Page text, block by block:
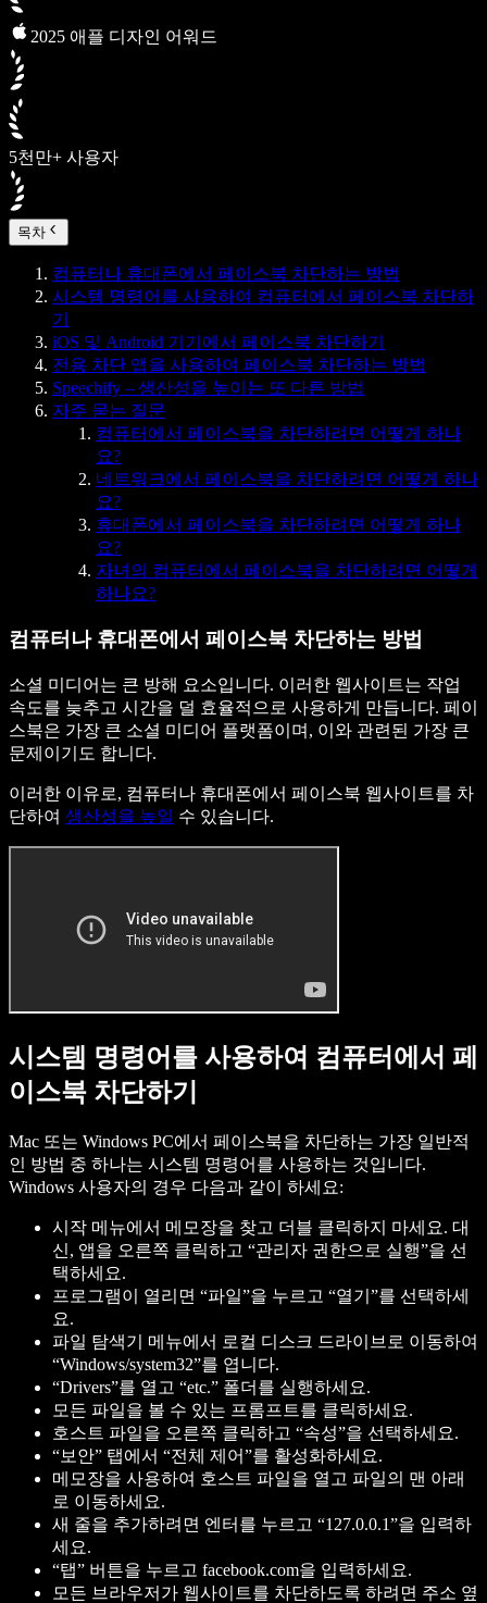
2025 애플 디자인 어워드
5천만+ 사용자
목차
컴퓨터나 휴대폰에서 페이스북 차단하는 방법
시스템 명령어를 사용하여 컴퓨터에서 페이스북 차단하
기
iOS 및 Android 기기에서 페이스북 차단하기
전용 차단 앱을 사용하여 페이스북 차단하는 방법
Speechify – 생산성을 높이는 또 다른 방법
자주 묻는 질문
컴퓨터에서 페이스북을 차단하려면 어떻게 하나
요?
네트워크에서 페이스북을 차단하려면 어떻게 하나
요?
휴대폰에서 페이스북을 차단하려면 어떻게 하나
요?
자녀의 컴퓨터에서 페이스북을 차단하려면 어떻게
하나요?
컴퓨터나 휴대폰에서 페이스북 차단하는 방법
소셜 미디어는 큰 방해 요소입니다. 이러한 웹사이트는 작업
속도를 늦추고 시간을 덜 효율적으로 사용하게 만듭니다. 페이
스북은 가장 큰 소셜 미디어 플랫폼이며, 이와 관련된 가장 큰
문제이기도 합니다.
이러한 이유로, 컴퓨터나 휴대폰에서 페이스북 웹사이트를 차
단하여 생산성을 높일 수 있습니다.
시스템 명령어를 사용하여 컴퓨터에서 페
이스북 차단하기
Mac 또는 Windows PC에서 페이스북을 차단하는 가장 일반적
인 방법 중 하나는 시스템 명령어를 사용하는 것입니다.
Windows 사용자의 경우 다음과 같이 하세요:
시작 메뉴에서 메모장을 찾고 더블 클릭하지 마세요. 대
신, 앱을 오른쪽 클릭하고 “관리자 권한으로 실행”을 선
택하세요.
프로그램이 열리면 “파일”을 누르고 “열기”를 선택하세
요.
파일 탐색기 메뉴에서 로컬 디스크 드라이브로 이동하여
“Windows/system32”를 엽니다.
“Drivers”를 열고 “etc.” 폴더를 실행하세요.
모든 파일을 볼 수 있는 프롬프트를 클릭하세요.
호스트 파일을 오른쪽 클릭하고 “속성”을 선택하세요.
“보안” 탭에서 “전체 제어”를 활성화하세요.
메모장을 사용하여 호스트 파일을 열고 파일의 맨 아래
로 이동하세요.
새 줄을 추가하려면 엔터를 누르고 “127.0.0.1”을 입력하
세요.
“탭” 버튼을 누르고 facebook.com을 입력하세요.
모든 브라우저가 웹사이트를 차단하도록 하려면 주소 옆